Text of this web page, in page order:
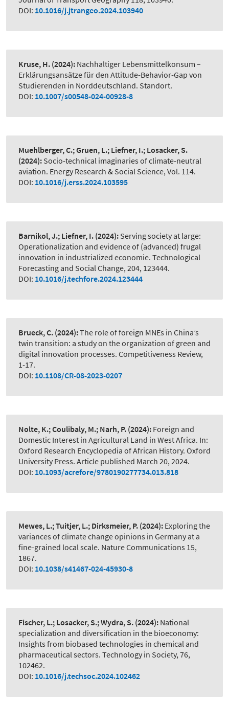
DOI: 10.1016/j.jtrangeo.2024.103940
Kruse, H. (2024): Nachhaltiger Lebensmittelkonsum –
Erklärungsansätze für den Attitude-Behavior-Gap von
Studierenden in Norddeutschland. Standort.
DOI: 10.1007/s00548-024-00928-8
Muehlberger, C.; Gruen, L.; Liefner, I.; Losacker, S.
(2024): Socio-technical imaginaries of climate-neutral
aviation. Energy Research & Social Science, Vol. 114.
DOI: 10.1016/j.erss.2024.103595
Barnikol, J.; Liefner, I. (2024): Serving society at large:
Operationalization and evidence of (advanced) frugal
innovation in industrialized economie. Technological
Forecasting and Social Change, 204, 123444.
DOI: 10.1016/j.techfore.2024.123444
Brueck, C. (2024):The role of foreign MNEs in China’s
twin transition: a study on the organization of green and
digital innovation processes. Competitiveness Review,
1-17.
DOI: 10.1108/CR-08-2023-0207
Nolte, K.; Coulibaly, M.; Narh, P. (2024): Foreign and
Domestic Interest in Agricultural Land in West Africa. In:
Oxford Research Encyclopedia of African History. Oxford
University Press. Article published March 20, 2024.
DOI: 10.1093/acrefore/9780190277734.013.818
Mewes, L.; Tuitjer, L.; Dirksmeier, P. (2024): Exploring the
variances of climate change opinions in Germany at a
fine-grained local scale. Nature Communications 15,
1867.
DOI: 10.1038/s41467-024-45930-8
Fischer, L.; Losacker, S.; Wydra, S. (2024): National
specialization and diversification in the bioeconomy:
Insights from biobased technologies in chemical and
pharmaceutical sectors. Technology in Society, 76,
102462.
DOI: 10.1016/j.techsoc.2024.102462